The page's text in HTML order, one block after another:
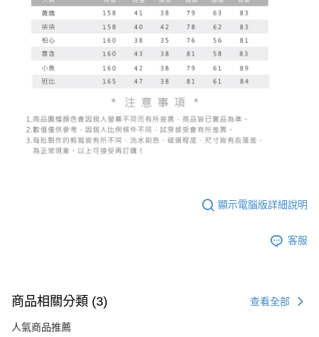
顯示電腦版詳細說明
客服
商品相關分類 (3) 查看全部
人氣商品推薦